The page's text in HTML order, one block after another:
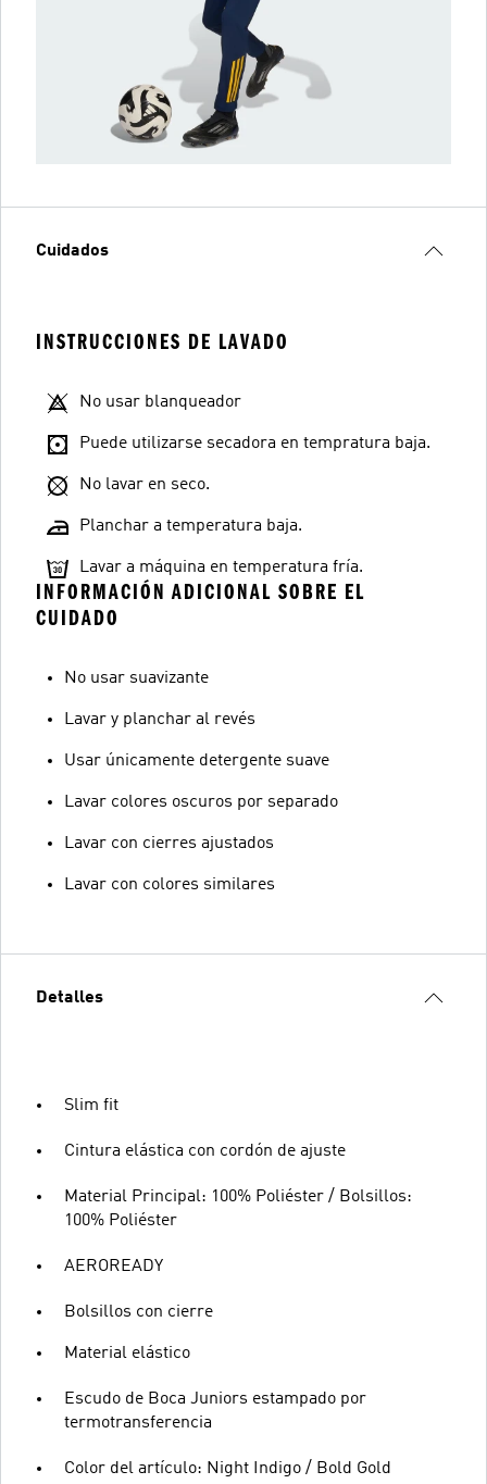
Cuidados
INSTRUCCIONES DE LAVADO
No usar blanqueador
Puede utilizarse secadora en tempratura baja.
No lavar en seco.
Planchar a temperatura baja.
Lavar a máquina en temperatura fría.
INFORMACIÓN ADICIONAL SOBRE EL
CUIDADO
No usar suavizante
Lavar y planchar al revés
Usar únicamente detergente suave
Lavar colores oscuros por separado
Lavar con cierres ajustados
Lavar con colores similares
Detalles
Slim fit
Cintura elástica con cordón de ajuste
Material Principal: 100% Poliéster / Bolsillos:
100% Poliéster
AEROREADY
Bolsillos con cierre
Material elástico
Escudo de Boca Juniors estampado por
termotransferencia
Color del artículo: Night Indigo / Bold Gold